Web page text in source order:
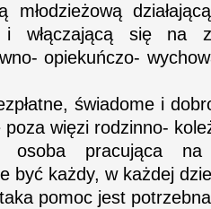
młodzieżową
i włączającą się na
opiekuńczo-
świadome i
więzi rodzinno-
pracująca na
być każdy, w każdej
pomoc jest